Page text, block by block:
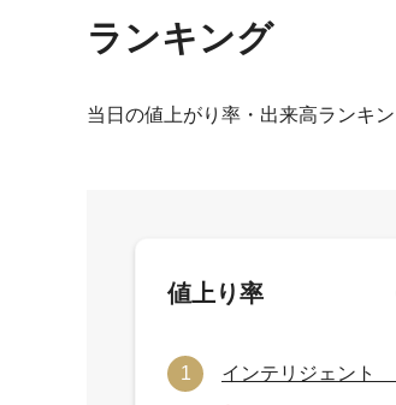
ランキング
当日の値上がり率・出来高ランキ